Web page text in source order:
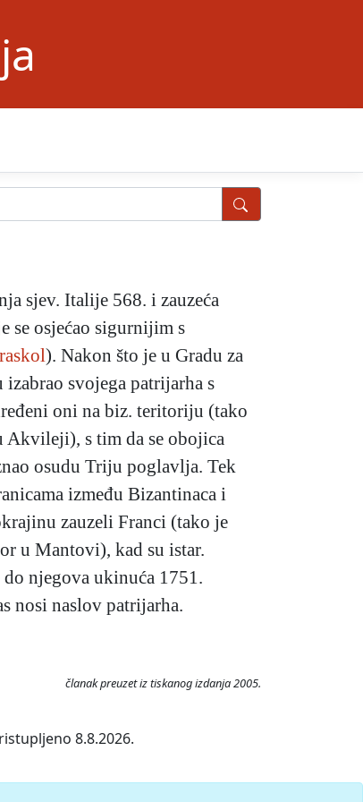
sjev. Italije 568. i zauzeća
se osjećao sigurnijim s
). Nakon što je u Gradu za
svojega patrijarha s
oni na biz. teritoriju (tako
Akvileji), s tim da se obojica
osudu Triju poglavlja. Tek
između Bizantinaca i
zauzeli Franci (tako je
u Mantovi), kad su istar.
do njegova ukinuća 1751.
nosi naslov patrijarha.
članak preuzet iz tiskanog izdanja 2005.
8.8.2026.